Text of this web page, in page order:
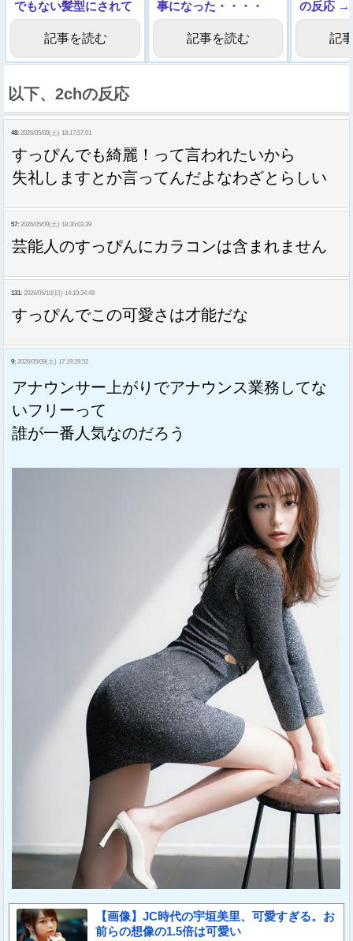
でもない髪型にされて
しまう……
記事を読む
事になった・・・・
記事を読む
の反応 →
記
以下、2chの反応
48: 2026/05/09(土) 18:17:57.01
すっぴんでも綺麗！って言われたいから
失礼しますとか言ってんだよなわざとらしい
57: 2026/05/09(土) 18:30:03.39
芸能人のすっぴんにカラコンは含まれません
131: 2026/05/10(日) 14:19:34.49
すっぴんでこの可愛さは才能だな
9: 2026/05/09(土) 17:19:29.52
アナウンサー上がりでアナウンス業務してな
いフリーって
誰が一番人気なのだろう
【画像】JC時代の宇垣美里、可愛すぎる。お
前らの想像の1.5倍は可愛い